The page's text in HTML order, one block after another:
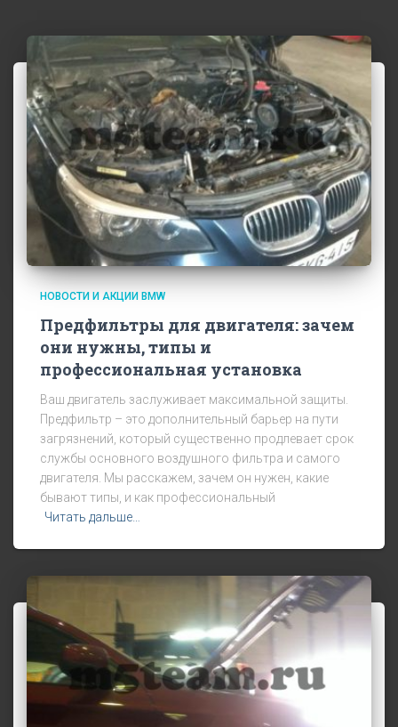
НОВОСТИ И АКЦИИ BMW
Предфильтры для двигателя: зачем
они нужны, типы и
профессиональная установка
Ваш двигатель заслуживает максимальной защиты.
Предфильтр – это дополнительный барьер на пути
загрязнений, который существенно продлевает срок
службы основного воздушного фильтра и самого
двигателя. Мы расскажем, зачем он нужен, какие
бывают типы, и как профессиональный
Читать дальше…